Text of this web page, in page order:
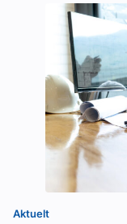
Aktuelt